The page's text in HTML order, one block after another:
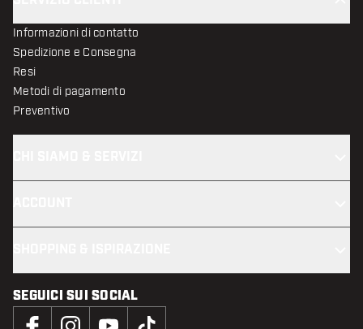
Informazioni di contatto
Spedizione e Consegna
Resi
Metodi di pagamento
Preventivo
SEGUICI SUI SOCIAL